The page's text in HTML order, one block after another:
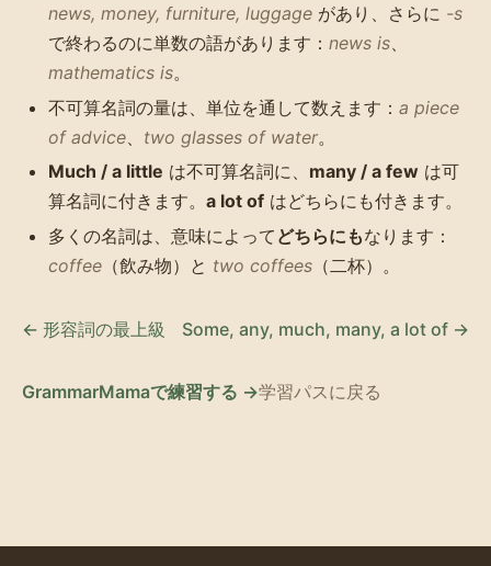
news, money, furniture, luggage があり、さらに -s
で終わるのに単数の語があります： news is
mathematics is。
不可算名詞の量は、単位を通して数えます： a piece
of advice
two glasses of water。
Much / a little は不可算名詞に、 many / a few は可
算名詞に付きます。 a lot of はどちらにも付きます。
多くの名詞は、意味によって どちらにもなります：
coffee （飲み物）と two coffees （二杯）。
← 形容詞の最上級 Some, any, much, many, a lot of →
GrammarMamaで練習する →学習パスに戻る